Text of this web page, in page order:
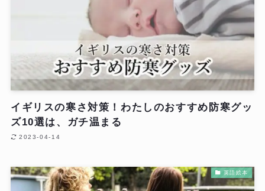
イギリスの寒さ対策！わたしのおすすめ防寒グッ
ズ10選は、ガチ温まる
2023-04-14
英語絵本